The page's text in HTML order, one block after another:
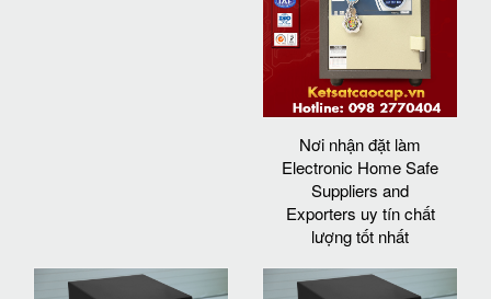
Nơi nhận đặt làm
Electronic Home Safe
Suppliers and
Exporters uy tín chất
lượng tốt nhất